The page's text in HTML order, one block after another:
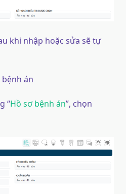
khi nhập hoặc sửa sẽ tự
án
“Hồ sơ bệnh án”, chọn